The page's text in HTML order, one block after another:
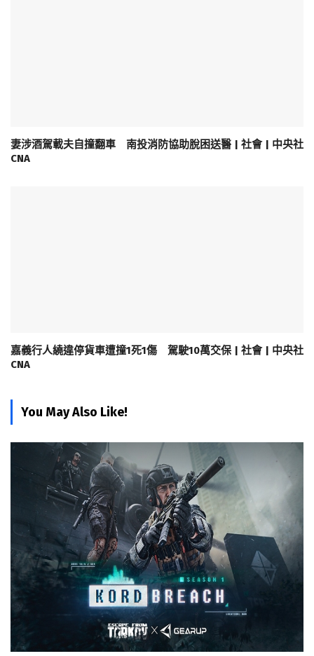
妻涉酒駕載夫自撞翻車 南投消防協助脫困送醫 | 社會 | 中央社
CNA
嘉義行人繞違停貨車遭撞1死1傷 駕駛10萬交保 | 社會 | 中央社
CNA
You May Also Like!